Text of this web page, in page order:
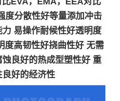
度分散性好等量添加冲击
易操作耐候性好透明度
度高韧性好挠曲性好 无需
良好的热成型塑性好 重
好的经济性